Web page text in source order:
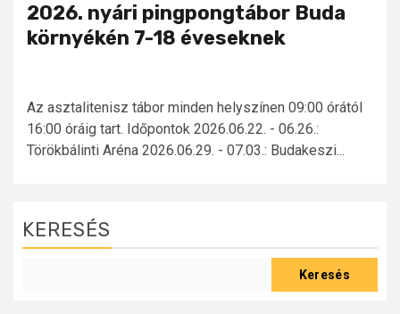
2026. nyári pingpongtábor Buda
környékén 7-18 éveseknek
Az asztalitenisz tábor minden helyszínen 09:00 órától
16:00 óráig tart. Időpontok 2026.06.22. - 06.26.:
Törökbálinti Aréna 2026.06.29. - 07.03.: Budakeszi...
KERESÉS
Keresés